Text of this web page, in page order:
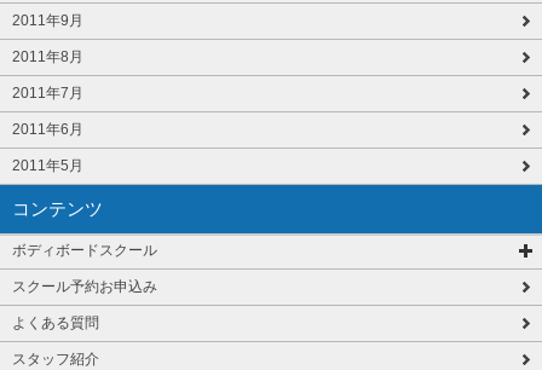
2011年9月
2011年8月
2011年7月
2011年6月
2011年5月
コンテンツ
ボディボードスクール
スクール予約お申込み
よくある質問
スタッフ紹介